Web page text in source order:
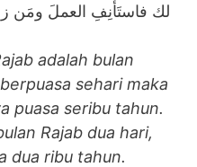
لك فاستَأنِفِ العملَ ومَن
adalah bulan
sehari maka
puasa seribu tahun.
Rajab dua hari,
dua ribu tahun.